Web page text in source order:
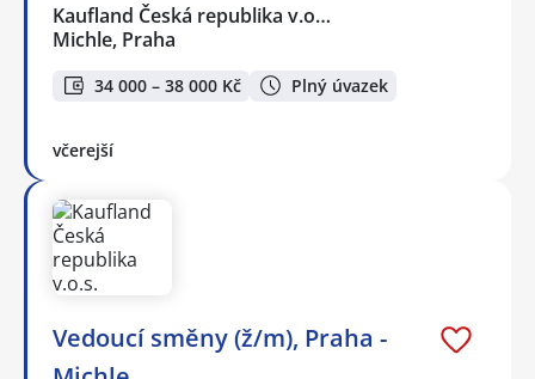
Kaufland Česká republika v.o…
Michle, Praha
34 000 – 38 000 Kč Plný úvazek
včerejší
Vedoucí směny (ž/m), Praha -